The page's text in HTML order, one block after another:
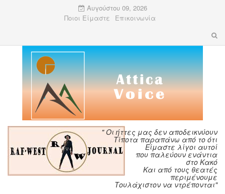
Αυγούστου 09, 2026
Ποιοι Είμαστε
Επικοινωνία
" Οι ήττες μας δεν αποδεικνύουν
Τίποτα παραπάνω από το ότι
Είμαστε λίγοι αυτοί
που παλεύουν ενάντια
στο Κακό
Και από τους θεατές
περιμένουμε
Τουλάχιστον να ντρέπονται"